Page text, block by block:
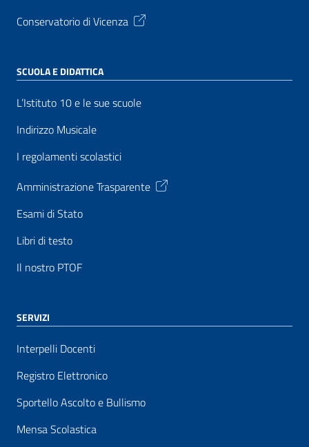
Conservatorio di Vicenza
SCUOLA E DIDATTICA
L’Istituto 10 e le sue scuole
Indirizzo Musicale
I regolamenti scolastici
Amministrazione Trasparente
Esami di Stato
Libri di testo
Il nostro PTOF
SERVIZI
Interpelli Docenti
Registro Elettronico
Sportello Ascolto e Bullismo
Mensa Scolastica